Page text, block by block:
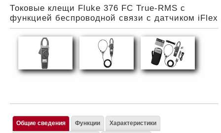
Токовые клещи Fluke 376 FC True-RMS c
функцией беспроводной связи с датчиком iFlex
Общие сведения Функции Характеристики